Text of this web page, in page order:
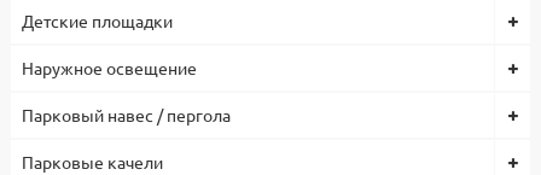
Низкая цена на парковую, садовую и уличную мебель, МАФ
объемами, что позволило снизить себестоимость продукции.
сертифицированные комплектующие и материалы. Гарантия
Детские площадки
Наружное освещение
Парковый навес / пергола
Парковые качели